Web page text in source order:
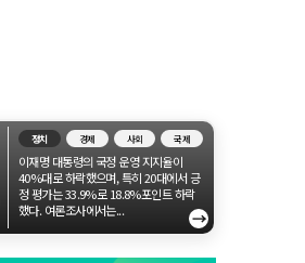
정치 경제 사회 국제
이재명 대통령의 국정 운영 지지율이
40%대로 하락했으며, 특히 20대에서 긍
정 평가는 33.9%로 18.8%포인트 하락
했다. 여론조사에서는...
→